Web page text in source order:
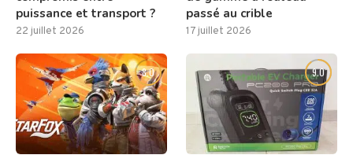
puissance et transport ?
22 juillet 2026
passé au crible
17 juillet 2026
8.0 9.0